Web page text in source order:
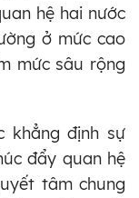
hệ hai nước
ở mức cao
mức sâu rộng
khẳng định sự
đẩy quan hệ
tâm chung